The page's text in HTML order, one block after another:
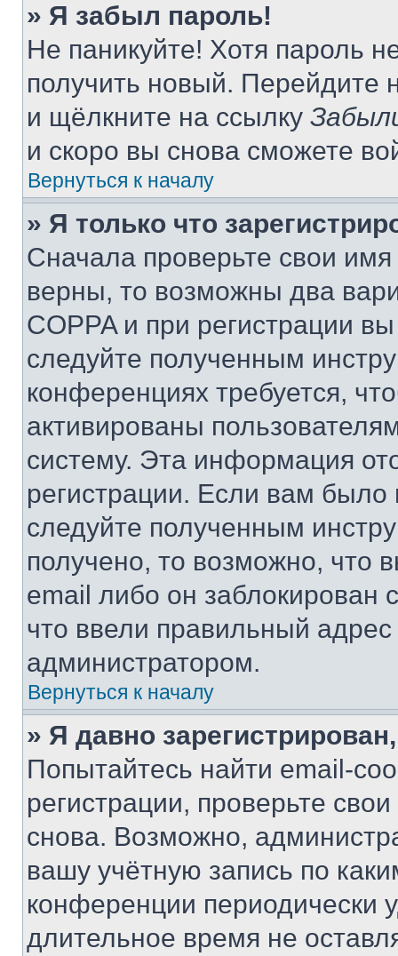
» Я забыл пароль!
Не паникуйте! Хотя пароль
получить новый. Перейдите
и щёлкните на ссылку
и скоро вы снова сможете
Вернуться к началу
» Я только что
Сначала проверьте свои
верны, то возможны два
COPPA и при регистрации
следуйте полученным
конференциях требуется,
активированы
систему. Эта информация
регистрации. Если вам
следуйте полученным
получено, то возможно, что
email либо он
что ввели правильный адрес
администратором.
Вернуться к началу
» Я давно
Попытайтесь найти email-
регистрации, проверьте
снова. Возможно,
вашу учётную запись по
конференции периодически
длительное время не